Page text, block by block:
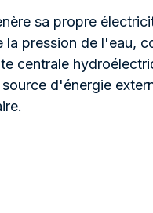
sa propre
la pression de l'eau,
centrale
d'énergie